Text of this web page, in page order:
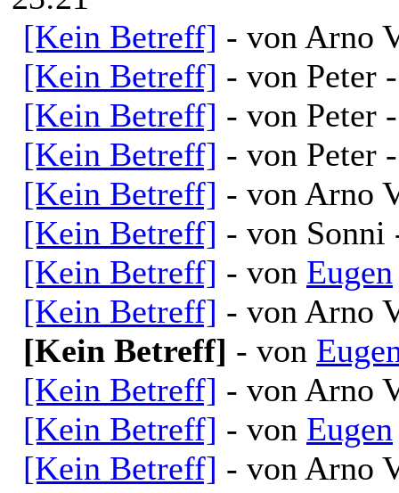
[Kein Betreff] - von Arno
[Kein Betreff] - von Peter
[Kein Betreff] - von Peter
[Kein Betreff] - von Peter
[Kein Betreff] - von Arno
[Kein Betreff] - von Sonni
[Kein Betreff] - von Eugen
[Kein Betreff] - von Arno
[Kein Betreff] - von
[Kein Betreff] - von Arno
[Kein Betreff] - von Eugen
[Kein Betreff] - von Arno